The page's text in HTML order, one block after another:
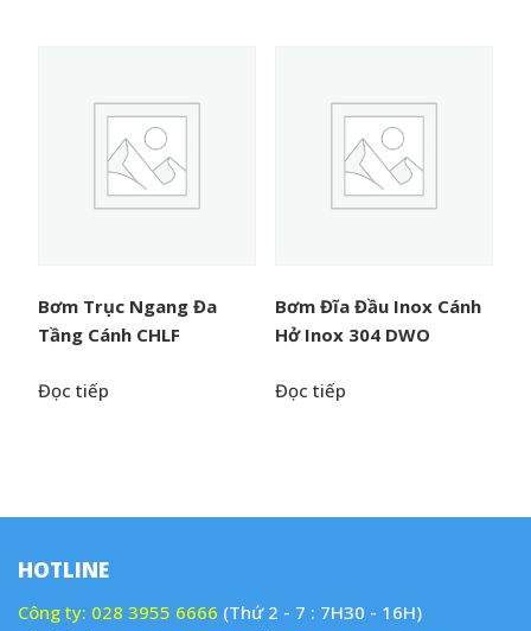
Bơm Trục Ngang Đa
Tầng Cánh CHLF
Đọc tiếp
Bơm Đĩa Đầu Inox Cánh
Hở Inox 304 DWO
Đọc tiếp
HOTLINE
Công ty: 028 3955 6666 (Thứ 2 - 7 : 7H30 - 16H)